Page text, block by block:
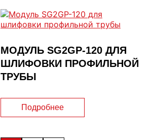
МОДУЛЬ SG2GP-120 ДЛЯ
ШЛИФОВКИ ПРОФИЛЬНОЙ
ТРУБЫ
Подробнее